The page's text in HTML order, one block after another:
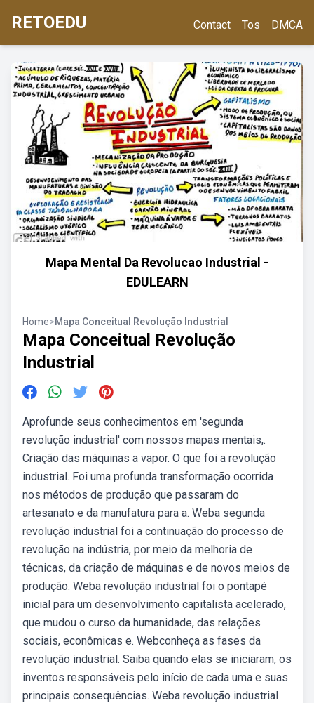
RETOEDU Contact Tos DMCA
Mapa Mental Da Revolucao Industrial -
EDULEARN
Home>Mapa Conceitual Revolução Industrial
Mapa Conceitual Revolução
Industrial
Aprofunde seus conhecimentos em 'segunda
revolução industrial' com nossos mapas mentais,.
Criação das máquinas a vapor. O que foi a revolução
industrial. Foi uma profunda transformação ocorrida
nos métodos de produção que passaram do
artesanato e da manufatura para a. Weba segunda
revolução industrial foi a continuação do processo de
revolução na indústria, por meio da melhoria de
técnicas, da criação de máquinas e de novos meios de
produção. Weba revolução industrial foi o pontapé
inicial para um desenvolvimento capitalista acelerado,
que mudou o curso da humanidade, das relações
sociais, econômicas e. Webconheça as fases da
revolução industrial. Saiba quando elas se iniciaram, os
inventos responsáveis pelo início de cada uma e suas
principais consequências. Weba revolução industrial